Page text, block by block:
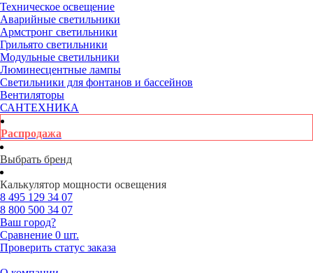
Техническое освещение
Аварийные светильники
Армстронг светильники
Грильято светильники
Модульные светильники
Люминесцентные лампы
Светильники для фонтанов и бассейнов
Вентиляторы
САНТЕХНИКА
Распродажа
Выбрать бренд
Калькулятор мощности освещения
8 495 129 34 07
8 800 500 34 07
Ваш город?
Сравнение 0 шт.
Проверить статус заказа